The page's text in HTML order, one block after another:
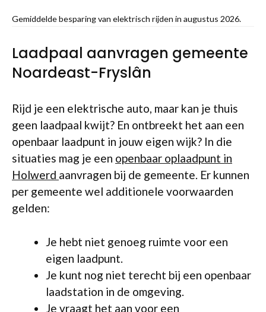
Gemiddelde besparing van elektrisch rijden in augustus 2026.
Laadpaal aanvragen gemeente
Noardeast-Fryslân
Rijd je een elektrische auto, maar kan je thuis
geen laadpaal kwijt? En ontbreekt het aan een
openbaar laadpunt in jouw eigen wijk? In die
situaties mag je een openbaar oplaadpunt in
Holwerd aanvragen bij de gemeente. Er kunnen
per gemeente wel additionele voorwaarden
gelden:
Je hebt niet genoeg ruimte voor een
eigen laadpunt.
Je kunt nog niet terecht bij een openbaar
laadstation in de omgeving.
Je vraagt het aan voor een